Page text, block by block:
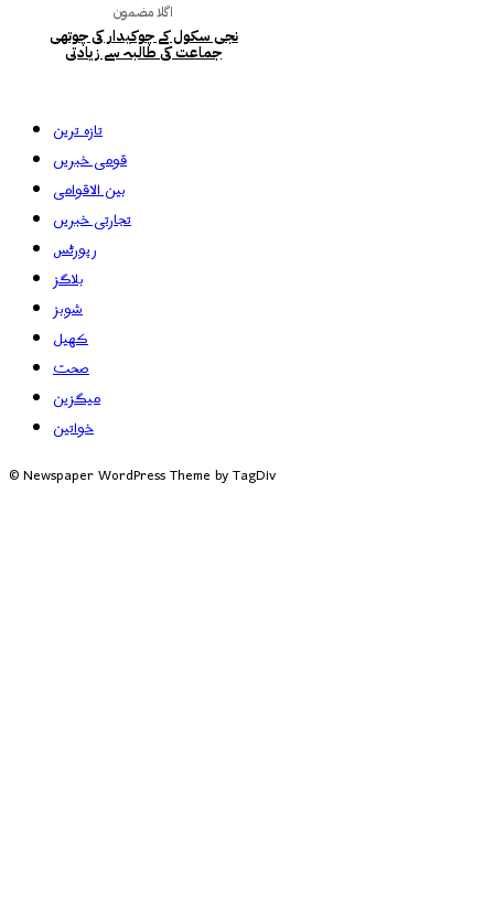
اگلا مضمون
نجی سکول کے چوکیدار کی چوتھی
جماعت کی طالبہ سے زیادتی
تازہ ترین
قومی خبریں
بین الاقوامی
تجارتی خبریں
رپورٹس
بلاگز
شوبز
کھیل
صحت
میگزین
خواتین
© Newspaper WordPress Theme by TagDiv